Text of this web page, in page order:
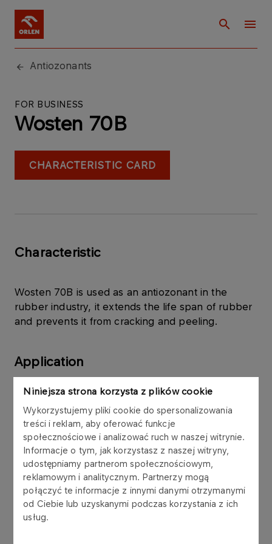
Niniejsza strona korzysta z plików cookie
Wykorzystujemy pliki cookie do spersonalizowania
treści i reklam, aby oferować funkcje
społecznościowe i analizować ruch w naszej witrynie.
Informacje o tym, jak korzystasz z naszej witryny,
udostępniamy partnerom społecznościowym,
reklamowym i analitycznym. Partnerzy mogą
połączyć te informacje z innymi danymi otrzymanymi
od Ciebie lub uzyskanymi podczas korzystania z ich
usług.
Antiozonants
FOR BUSINESS
Wosten 70B
CHARACTERISTIC CARD
Characteristic
Wosten 70B is used as an antiozonant in the
rubber industry, it extends the life span of rubber
and prevents it from cracking and peeling.
Application
added to rubber compounds​
Transport and sales
sale in bags of 20 kg,
the product is not subject to RID and ADR